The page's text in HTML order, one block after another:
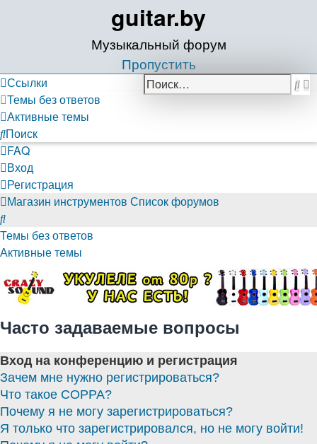
guitar.by
Музыкальный форум
Пропустить
Ссылки
Темы без ответов
Активные темы
Поиск
FAQ
Вход
Регистрация
Магазин инструментов Список форумов
Поиск
Темы без ответов
Активные темы
Часто задаваемые вопросы
Вход на конференцию и регистрация
Зачем мне нужно регистрироваться?
Что такое COPPA?
Почему я не могу зарегистрироваться?
Я только что зарегистрировался, но не могу войти!